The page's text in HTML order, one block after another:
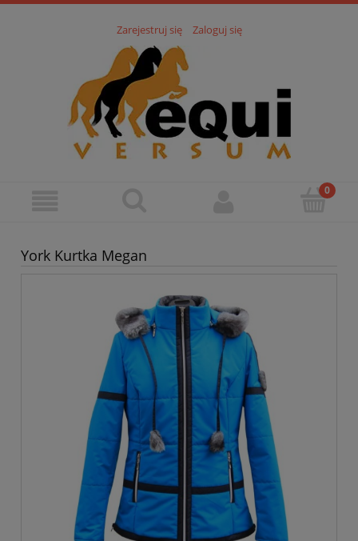
Zarejestruj się Zaloguj się
York Kurtka Megan